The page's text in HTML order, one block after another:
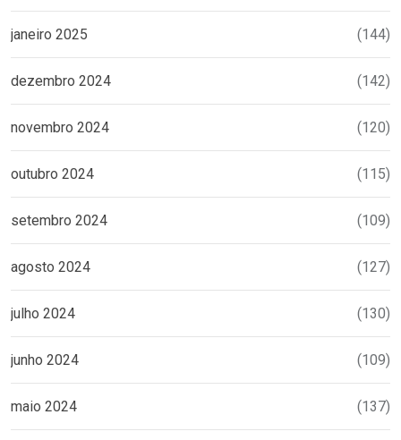
janeiro 2025 (144)
dezembro 2024 (142)
novembro 2024 (120)
outubro 2024 (115)
setembro 2024 (109)
agosto 2024 (127)
julho 2024 (130)
junho 2024 (109)
maio 2024 (137)